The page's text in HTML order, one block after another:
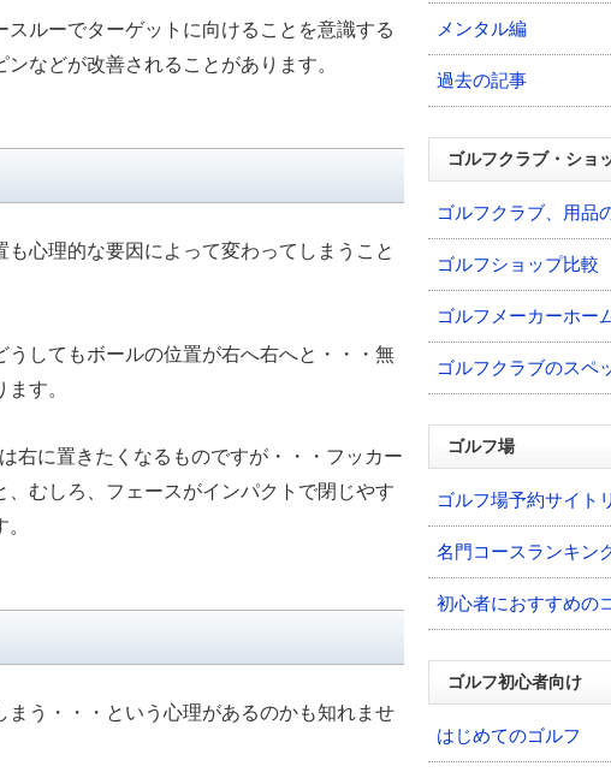
ルーでターゲットに向けることを意識する
などが改善されることがあります。
心理的な要因によって変わってしまうこと
してもボールの位置が右へ右へと・・・無
す。
右に置きたくなるものですが・・・フッカー
むしろ、フェースがインパクトで閉じやす
まう・・・という心理があるのかも知れませ
メンタル編
過去の記事
ゴルフクラブ・ショ
ゴルフクラブ、用品
ゴルフショップ比較
ゴルフメーカーホー
ゴルフクラブのスペ
ゴルフ場
ゴルフ場予約サイト
名門コースランキン
初心者におすすめの
ゴルフ初心者向け
はじめてのゴルフ